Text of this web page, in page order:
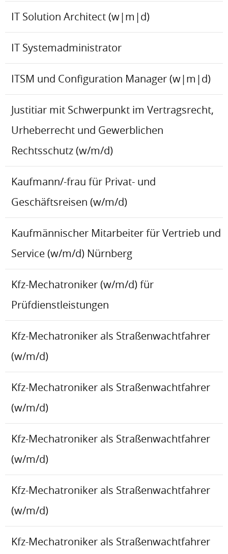
IT Solution Architect (w|m|d)
IT Systemadministrator
ITSM und Configuration Manager (w|m|d)
Justitiar mit Schwerpunkt im Vertragsrecht,
Urheberrecht und Gewerblichen
Rechtsschutz (w/m/d)
Kaufmann/-frau für Privat- und
Geschäftsreisen (w/m/d)
Kaufmännischer Mitarbeiter für Vertrieb und
Service (w/m/d) Nürnberg
Kfz-Mechatroniker (w/m/d) für
Prüfdienstleistungen
Kfz-Mechatroniker als Straßenwachtfahrer
(w/m/d)
Kfz-Mechatroniker als Straßenwachtfahrer
(w/m/d)
Kfz-Mechatroniker als Straßenwachtfahrer
(w/m/d)
Kfz-Mechatroniker als Straßenwachtfahrer
(w/m/d)
Kfz-Mechatroniker als Straßenwachtfahrer